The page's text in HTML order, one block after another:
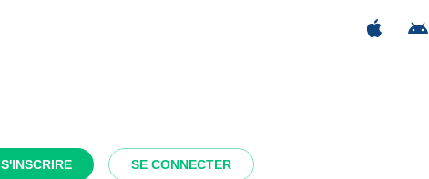
S'INSCRIRE SE CONNECTER